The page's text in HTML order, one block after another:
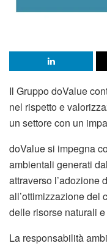
Il Gruppo doValue
nel rispetto e
un settore con un
doValue si impegna
ambientali generati
attraverso l’adozione
all’ottimizzazione del
delle risorse naturali
La responsabilità